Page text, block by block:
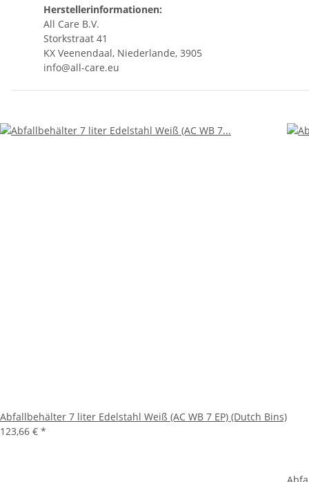
Herstellerinformationen:
All Care B.V.
Storkstraat 41
KX Veenendaal, Niederlande, 3905
info@all-care.eu
Abfallbehälter 7 liter Edelstahl Weiß (AC WB 7 EP) (Dutch Bins)
123,66 € *